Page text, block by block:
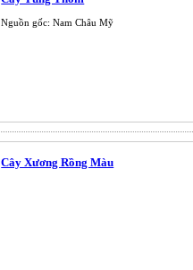
Nguồn gốc: Nam Châu Mỹ
Cây Xương Rồng Màu